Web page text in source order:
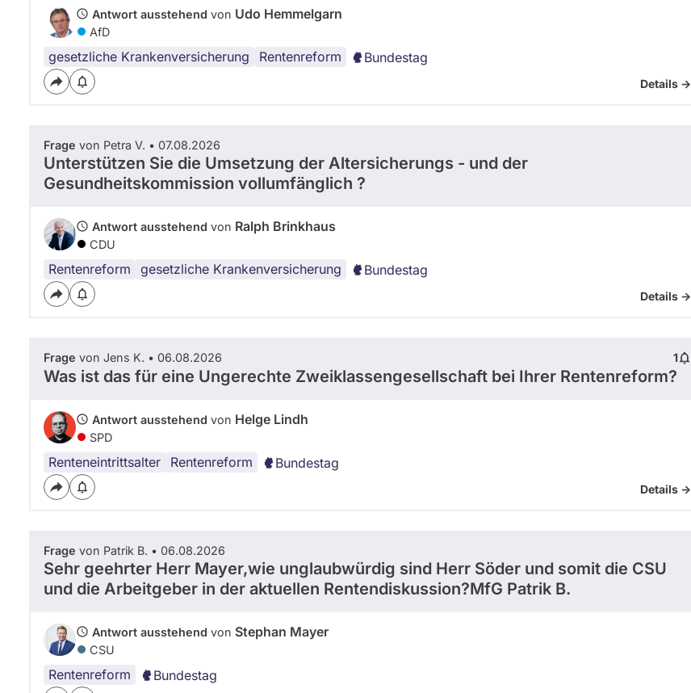
Antwort ausstehend von Udo Hemmelgarn
AfD
gesetzliche Krankenversicherung Rentenreform Bundestag
Details ->
Frage von Petra V. • 07.08.2026
Unterstützen Sie die Umsetzung der Altersicherungs - und der
Gesundheitskommission vollumfänglich ?
Antwort ausstehend von Ralph Brinkhaus
CDU
Rentenreform gesetzliche Krankenversicherung Bundestag
Details ->
Frage von Jens K. • 06.08.2026 1
Was ist das für eine Ungerechte Zweiklassengesellschaft bei Ihrer Rentenreform?
Antwort ausstehend von Helge Lindh
SPD
Renteneintrittsalter Rentenreform Bundestag
Details ->
Frage von Patrik B. • 06.08.2026
Sehr geehrter Herr Mayer,wie unglaubwürdig sind Herr Söder und somit die CSU
und die Arbeitgeber in der aktuellen Rentendiskussion?MfG Patrik B.
Antwort ausstehend von Stephan Mayer
CSU
Rentenreform Bundestag